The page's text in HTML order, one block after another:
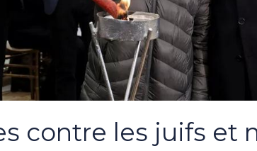
contre les juifs et